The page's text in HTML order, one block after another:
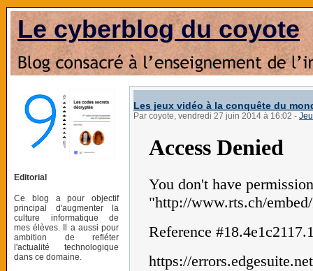
Le cyberblog du coyote
Editorial
Ce blog a pour objectif
principal d'augmenter la
culture informatique de
mes élèves. Il a aussi pour
ambition de refléter
l'actualité technologique
dans ce domaine.
Les jeux vidéo à la conquête du
Par coyote, vendredi 27 juin 2014 à 16:02 -